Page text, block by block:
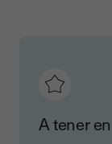
A tener